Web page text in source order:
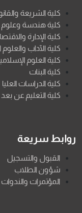
كلية الشريعة
كلية هندسة
كلية الإدارة
كلية الآداب والعلوم
كلية العلوم
كلية البنات
كلية الدراسات العليا
كلية التعليم عن بعد
روابط سريعة
القبول والتسجيل
شؤون الطلاب
المؤتمرات والندوات